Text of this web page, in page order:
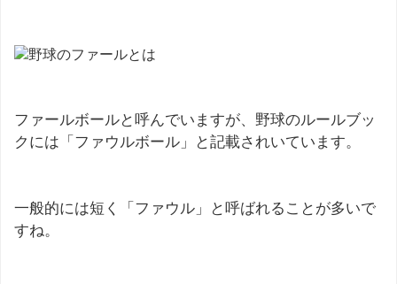
ファールボールと呼んでいますが、野球のルールブッ
クには「ファウルボール」と記載されいています。
一般的には短く「ファウル」と呼ばれることが多いで
すね。